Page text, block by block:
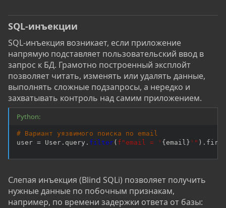
SQL-инъекции
SQL-инъекция возникает, если приложение
напрямую подставляет пользовательский ввод в
запрос к БД. Грамотно построенный эксплойт
позволяет читать, изменять или удалять данные,
выполнять сложные подзапросы, а нередко и
захватывать контроль над самим приложением.
Python:
# Вариант уязвимого поиска по email
user = User . query . filter( f"email = ' {email } '" ) . first
Слепая инъекция (Blind SQLi) позволяет получить
нужные данные по побочным признакам,
например, по времени задержки ответа от базы: